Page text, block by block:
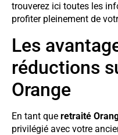
trouverez ici toutes les
profiter pleinement de
Les
réductions
Orange
En tant que retraité
privilégié avec votre